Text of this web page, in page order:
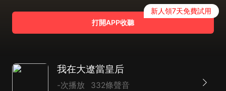
打開APP收聽
新人領7天免費試用
我在大遼當皇后
-次播放 332條聲音